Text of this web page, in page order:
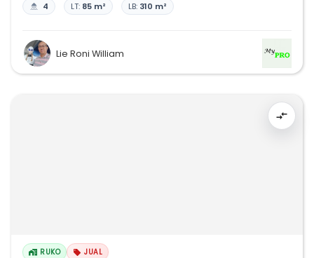
4 LT: 85 m² LB: 310 m²
Lie Roni William
RUKO JUAL